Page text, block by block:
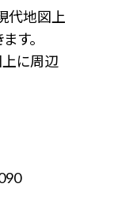
現代地図上
す。
上に周辺